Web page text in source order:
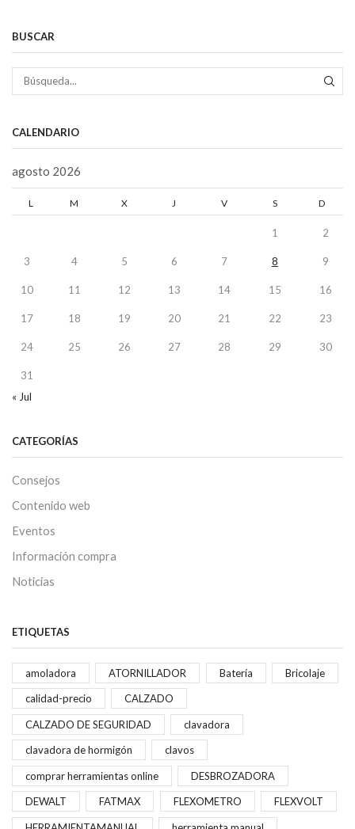
BUSCAR
CALENDARIO
agosto 2026
L M X J V S D
1 2
3 4 5 6 7 8 9
10 11 12 13 14 15 16
17 18 19 20 21 22 23
24 25 26 27 28 29 30
31
« Jul
CATEGORÍAS
Consejos
Contenido web
Eventos
Información compra
Noticias
ETIQUETAS
amoladora ATORNILLADOR Batería Bricolaje
calidad-precio CALZADO
CALZADO DE SEGURIDAD clavadora
clavadora de hormigón clavos
comprar herramientas online DESBROZADORA
DEWALT FATMAX FLEXOMETRO FLEXVOLT